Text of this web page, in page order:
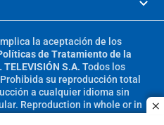
la aceptación de los
de Tratamiento de la
TELEVISIÓN S.A. Todos los
su reproducción total
a cualquier idioma sin
Reproduction in whole or in